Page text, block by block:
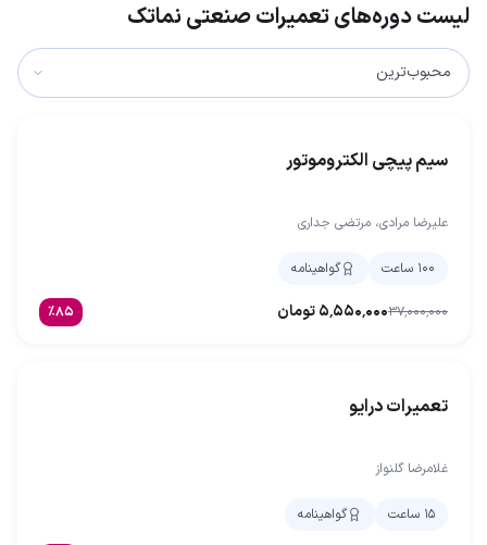
لیست دوره‌های تعمیرات صنعتی نماتک
سیم پیچی الکتروموتور
علیرضا مرادی، مرتضی جداری
۱۰۰ ساعت گواهینامه
۳۷٬۰۰۰٬۰۰۰۵٬۵۵۰٬۰۰۰تومان ٪۸۵
تعمیرات درایو
غلامرضا گلنواز
۱۵ ساعت گواهینامه